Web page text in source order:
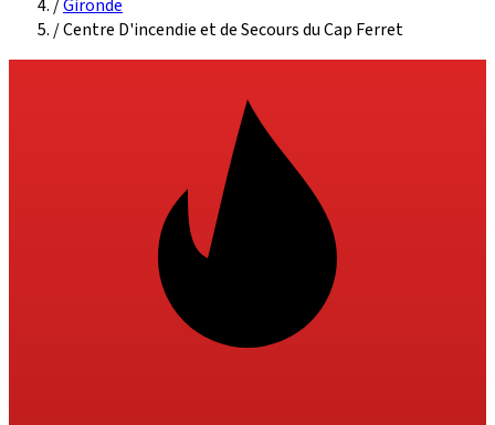
/Gironde
/Centre D'incendie et de Secours du Cap Ferret